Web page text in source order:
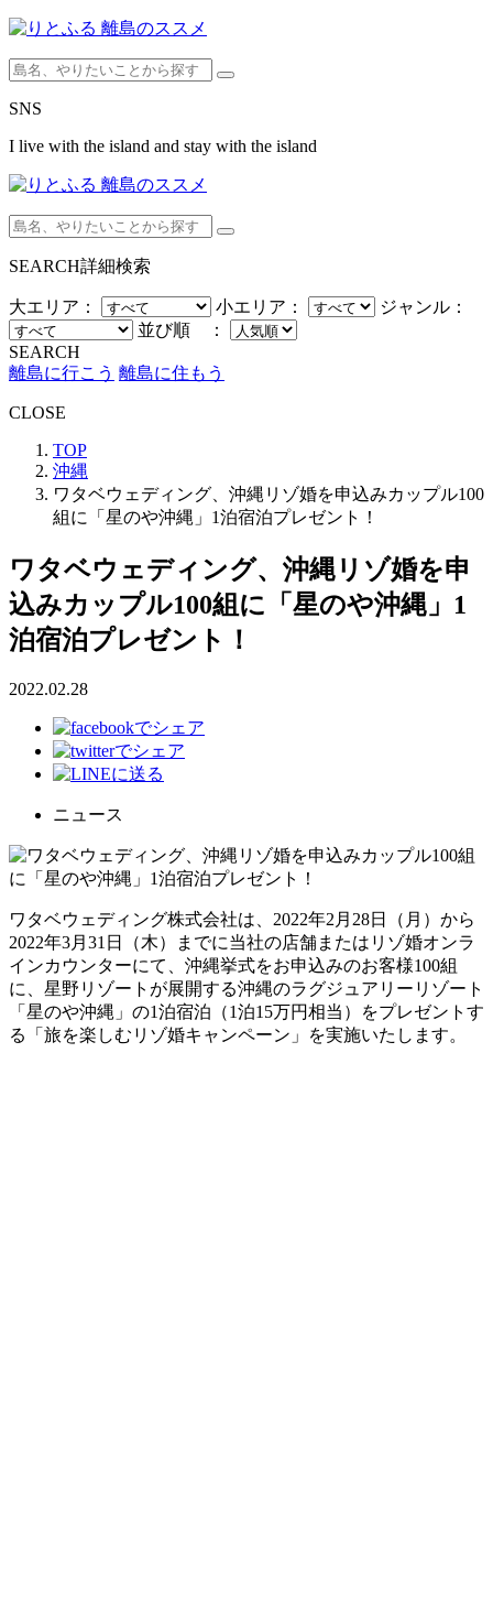
SNS
I live with the island and stay with the island
SEARCH詳細検索
大エリア： 小エリア：
ジャンル：
並び順 ：
SEARCH
離島に行こう 離島に住もう
CLOSE
TOP
沖縄
ワタベウェディング、沖縄リゾ婚を申込みカップル100
組に「星のや沖縄」1泊宿泊プレゼント！
ワタベウェディング、沖縄リゾ婚を申
込みカップル100組に「星のや沖縄」1
泊宿泊プレゼント！
2022.02.28
ニュース
ワタベウェディング株式会社は、2022年2月28日（月）から
2022年3月31日（木）までに当社の店舗またはリゾ婚オンラ
インカウンターにて、沖縄挙式をお申込みのお客様100組
に、星野リゾートが展開する沖縄のラグジュアリーリゾート
「星のや沖縄」の1泊宿泊（1泊15万円相当）をプレゼントす
る「旅を楽しむリゾ婚キャンペーン」を実施いたします。